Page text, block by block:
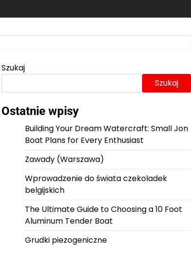
Szukaj
Szukaj
Ostatnie wpisy
Building Your Dream Watercraft: Small Jon
Boat Plans for Every Enthusiast
Zawady (Warszawa)
Wprowadzenie do świata czekoladek
belgijskich
The Ultimate Guide to Choosing a 10 Foot
Aluminum Tender Boat
Grudki piezogeniczne